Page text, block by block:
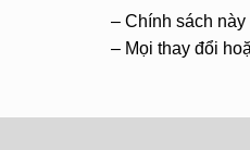
– Chính sách
– Mọi thay đổi